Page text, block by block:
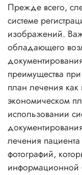
Прежде всего,
системе
изображений.
обладающего
преимущества
план лечения как
экономическом
использовании
лечения
фотографий,
информационной